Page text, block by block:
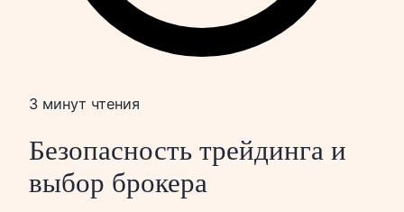
3 минут чтения
Безопасность трейдинга и
выбор брокера